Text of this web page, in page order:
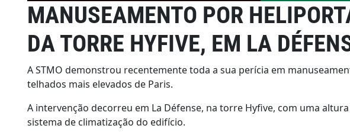
MANUSEAMENTO POR
DA TORRE HYFIVE, EM LA
A STMO demonstrou recentemente toda a sua perícia em
telhados mais elevados de Paris.
A intervenção decorreu em La Défense, na torre Hyfive, com uma
sistema de climatização do edifício.